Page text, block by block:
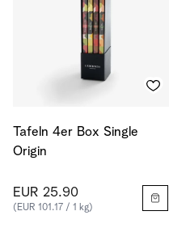
Tafeln 4er Box Single
Origin
EUR 25.90
(EUR 101.17 / 1 kg)